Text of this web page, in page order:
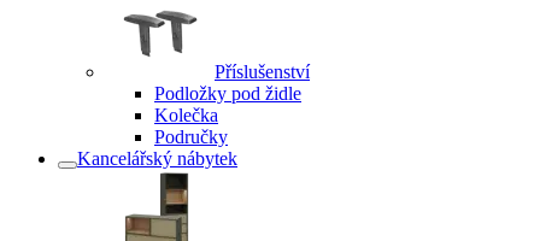
Příslušenství
Podložky pod židle
Kolečka
Područky
Kancelářský nábytek